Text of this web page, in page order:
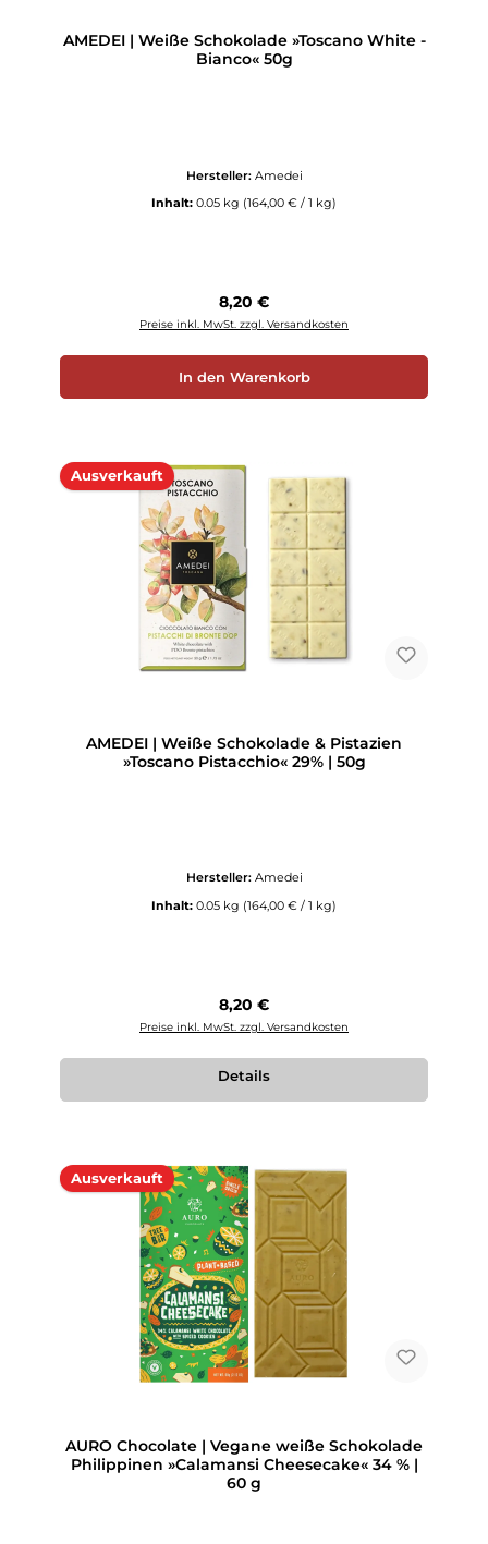
AMEDEI | Weiße Schokolade »Toscano White -
Bianco« 50g
Hersteller: Amedei
Inhalt: 0.05 kg (164,00 € / 1 kg)
Regulärer Preis:
8,20 €
Preise inkl. MwSt. zzgl. Versandkosten
In den Warenkorb
Ausverkauft
AMEDEI | Weiße Schokolade & Pistazien
»Toscano Pistacchio« 29% | 50g
Hersteller: Amedei
Inhalt: 0.05 kg (164,00 € / 1 kg)
Regulärer Preis:
8,20 €
Preise inkl. MwSt. zzgl. Versandkosten
Details
Ausverkauft
AURO Chocolate | Vegane weiße Schokolade
Philippinen »Calamansi Cheesecake« 34 % |
60 g